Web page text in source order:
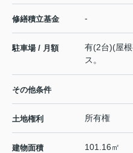
修繕積立基金 -
駐車場 / 月額
有(2台)(屋
ス。
その他条件
土地権利 所有権
建物面積 101.16㎡